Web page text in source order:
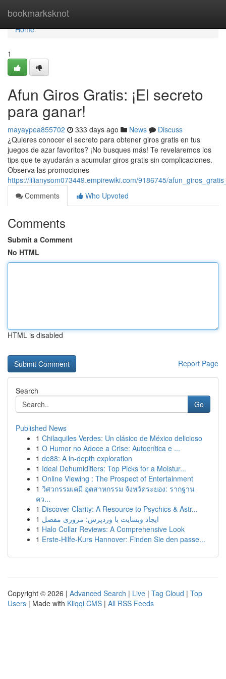
bookmarksknot
Home
Home
1
Afun Giros Gratis: ¡El secreto
para ganar!
mayaypea855702 333 days ago News
Discuss
¿Quieres conocer el secreto para obtener giros gratis en tus
juegos de azar favoritos? ¡No busques más! Te revelaremos los
tips que te ayudarán a acumular giros gratis sin complicaciones.
Observa las promociones
https://lilianysom073449.empirewiki.com/9186745/
Comments
Who Upvoted
Comments
Submit a Comment
No HTML
HTML is disabled
Report Page
Search
Go
Published News
1 Chilaquiles Verdes: Un clásico de México delicioso
1 O Humor no Adoce a Crise: Autocrítica e ...
1 de88: A in-depth exploration
1 Ideal Dehumidifiers: Top Picks for a Moistur...
1 Online Viewing : The Prospect of Entertainment
1 วิศวกรรมเคมี อุตสาหกรรม จังหวัดระยอง: รากฐาน
คว...
1 Discover Clarity: A Resource to Psychics & Astr...
1 ایجاد وبسایت با وردپرس: مروری مفصل
1 Halo Collar Reviews: A Comprehensive Look
1 Erste-Hilfe-Kurs Hannover: Finden Sie den passe...
Copyright © 2026 | Advanced Search | Live | Tag Cloud | Top
Users | Made with Kliqqi CMS | All RSS Feeds